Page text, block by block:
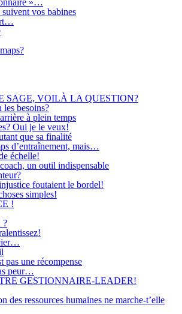
»…
vos babines
SAGE, VOILÀ LA QUESTION?
les besoins?
à plein temps
Oui je le veux!
que sa finalité
d’entraînement, mais…
échelle!
un outil indispensable
foutaient le bordel!
simples!
!
?
pas une récompense
peur…
GESTIONNAIRE-LEADER!
des ressources humaines ne marche-t’elle